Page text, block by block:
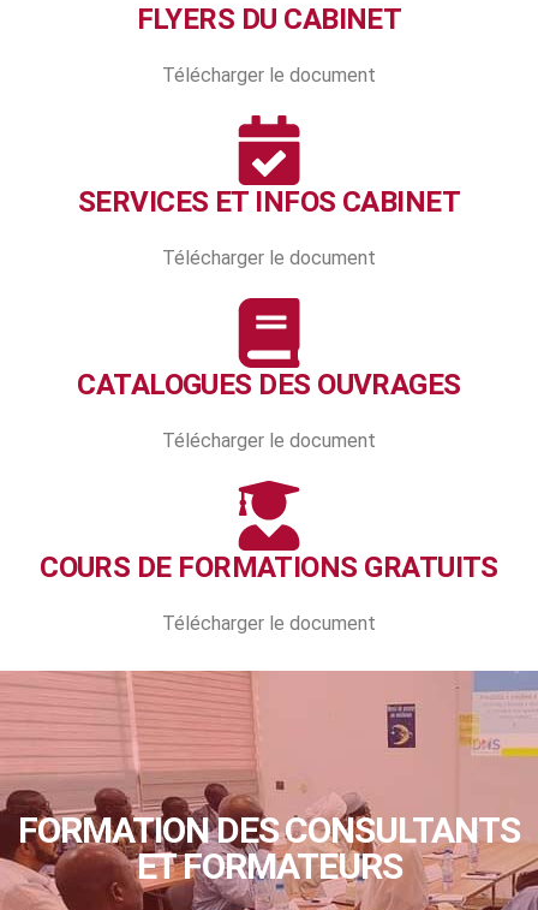
FLYERS DU CABINET
Télécharger le document
SERVICES ET INFOS CABINET
Télécharger le document
CATALOGUES DES OUVRAGES
Télécharger le document
COURS DE FORMATIONS GRATUITS
Télécharger le document
FORMATION DES CONSULTANTS
ET FORMATEURS